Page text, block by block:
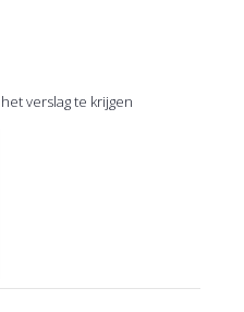
verslag te krijgen